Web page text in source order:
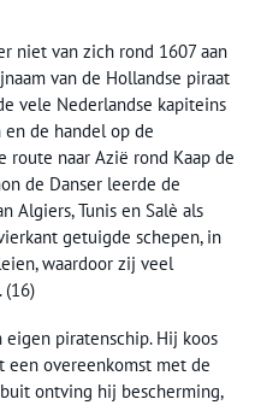
niet van zich rond 1607 aan
van de Hollandse piraat
vele Nederlandse kapiteins
de handel op de
route naar Azië rond Kaap de
de Danser leerde de
Algiers, Tunis en Salè als
getuigde schepen, in
waardoor zij veel
piratenschip. Hij koos
een overeenkomst met de
ontving hij bescherming,